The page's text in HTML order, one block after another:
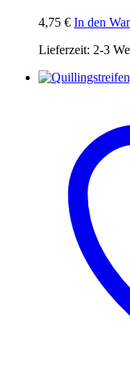
4,75 € In den
Lieferzeit: 2-3